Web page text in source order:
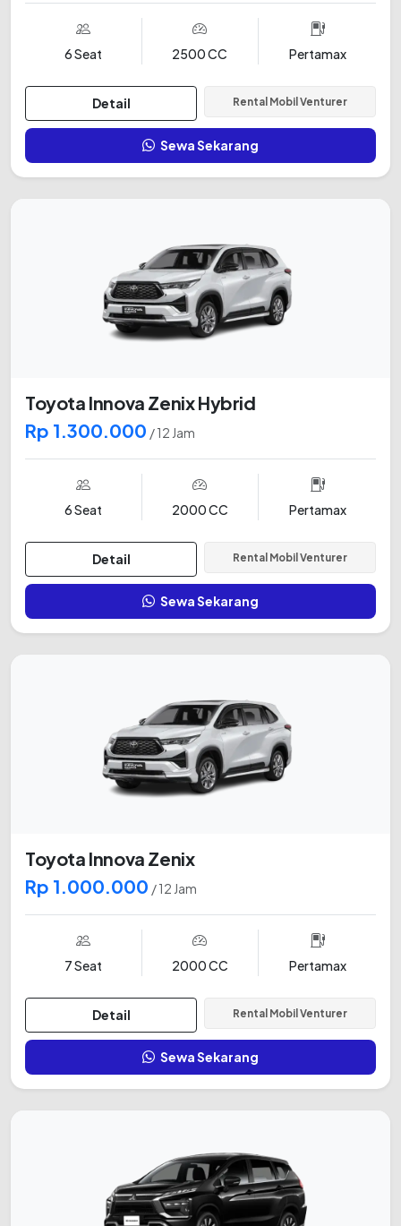
6 Seat 2500 CC Pertamax
Detail Rental Mobil Venturer
Sewa Sekarang
Toyota Innova Zenix Hybrid
Rp 1.300.000 / 12 Jam
6 Seat 2000 CC Pertamax
Detail Rental Mobil Venturer
Sewa Sekarang
Toyota Innova Zenix
Rp 1.000.000 / 12 Jam
7 Seat 2000 CC Pertamax
Detail Rental Mobil Venturer
Sewa Sekarang